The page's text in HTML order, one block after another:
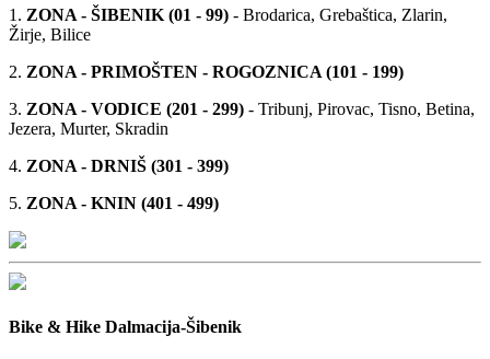
1. ZONA - ŠIBENIK (01 - 99) - Brodarica, Grebaštica, Zlarin,
Žirje, Bilice
2. ZONA - PRIMOŠTEN - ROGOZNICA (101 - 199)
3. ZONA - VODICE (201 - 299) - Tribunj, Pirovac, Tisno, Betina,
Jezera, Murter, Skradin
4. ZONA - DRNIŠ (301 - 399)
5. ZONA - KNIN (401 - 499)
Bike & Hike Dalmacija-Šibenik